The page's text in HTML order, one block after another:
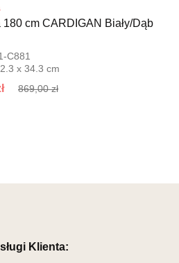
180 cm CARDIGAN Biały/Dąb
C881
x 34.3 cm
869,00 zł
Klienta: